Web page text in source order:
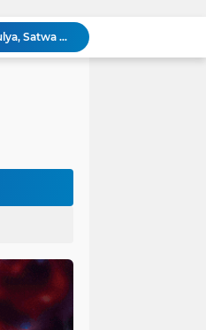
Polsek Cikupa Cek Lokasi Penemuan Buaya di Desa Budimulya, Satwa Dievakuasi Petugas Damkar
Polsek Cikupa Gelar Patroli dan Berikan Imbauan kepada Debt Collector, Cegah Gangguan Kamtibmas
Polsek Cikupa Intensifkan Patroli Ops Cipkon KRYD, Antisipasi Gangguan Kamtibmas di Kawasan Citra Raya